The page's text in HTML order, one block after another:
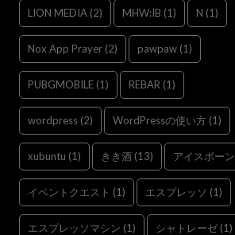
LION MEDIA(2) MHW:IB (1) N (1)
Nox App Prayer(2) pawpaw(1)
PUBGMOBILE(1) REBAR (1)
wordpress(2) WordPressの使い方(1)
xubuntu (1) きき酒(13) アイスボーン
イベントクエスト (1) エスプレッソ (1)
エスプレッソマシン (1) シャトレーゼ(1)